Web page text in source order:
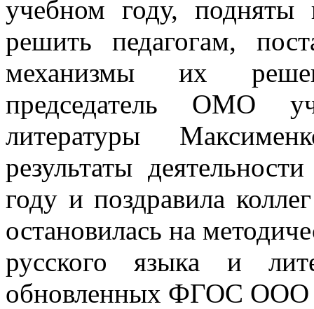
учебном году, подняты
решить педагогам,
механизмы их
председатель ОМО
литературы
результаты
году и поздравила
остановилась на
русского языка и
обновленных ФГОС